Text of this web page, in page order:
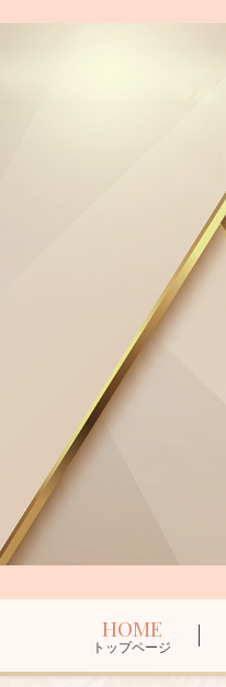
HOME
トップページ